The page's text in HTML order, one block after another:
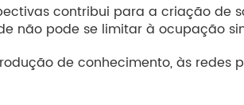
contribui para a criação de
não pode se limitar à ocupação
de conhecimento, às